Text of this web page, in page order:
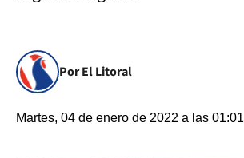
Por El Litoral
Martes, 04 de enero de 2022 a las 01:01